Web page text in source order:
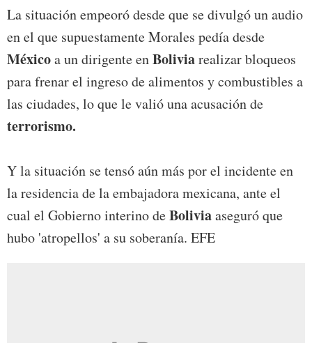
La situación empeoró desde que se divulgó un audio
en el que supuestamente Morales pedía desde
Méxicoa un dirigente enBoliviarealizar bloqueos
para frenar el ingreso de alimentos y combustibles a
las ciudades, lo que le valió una acusación de
terrorismo.
Y la situación se tensó aún más por el incidente en
la residencia de la embajadora mexicana, ante el
cual el Gobierno interino deBoliviaaseguró que
hubo 'atropellos' a su soberanía. EFE